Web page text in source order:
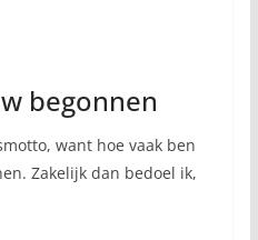
begonnen
want hoe vaak ben
Zakelijk dan bedoel ik,